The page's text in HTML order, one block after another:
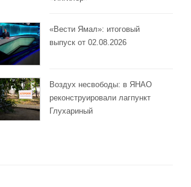
«Вести Ямал»: итоговый
выпуск от 02.08.2026
Воздух несвободы: в ЯНАО
реконструировали лагпункт
Глухариный